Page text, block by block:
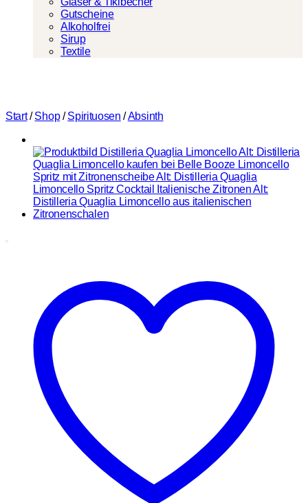
Gutscheine
Alkoholfrei
Sirup
Textile
Start / Shop / Spirituosen /Absinth